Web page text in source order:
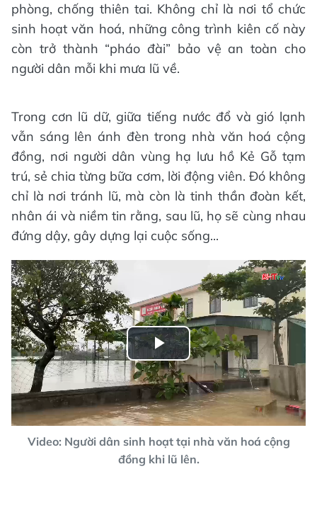
phòng, chống thiên tai. Không chỉ là nơi tổ chức
sinh hoạt văn hoá, những công trình kiên cố này
còn trở thành “pháo đài” bảo vệ an toàn cho
người dân mỗi khi mưa lũ về.
Trong cơn lũ dữ, giữa tiếng nước đổ và gió lạnh
vẫn sáng lên ánh đèn trong nhà văn hoá cộng
đồng, nơi người dân vùng hạ lưu hồ Kẻ Gỗ tạm
trú, sẻ chia từng bữa cơm, lời động viên. Đó không
chỉ là nơi tránh lũ, mà còn là tinh thần đoàn kết,
nhân ái và niềm tin rằng, sau lũ, họ sẽ cùng nhau
đứng dậy, gây dựng lại cuộc sống...
Play
Video
Video: Người dân sinh hoạt tại nhà văn hoá cộng
đồng khi lũ lên.